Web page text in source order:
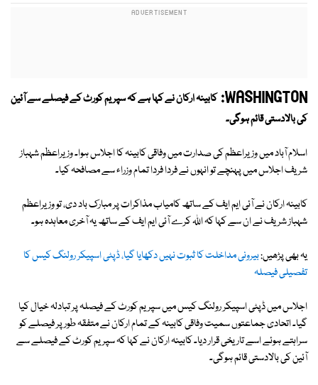
WASHINGTON: کابینہ ارکان نے کہا ہے کہ سپریم کورٹ کے فیصلے سے آئین
کی بالادستی قائم ہوگی۔
اسلام آباد میں وزیراعظم کی صدارت میں وفاقی کابینہ کا اجلاس ہوا۔ وزیراعظم شہباز
شریف اجلاس میں پہنچے تو انہوں نے فردا فردا تمام وزراء سے مصافحہ کیا۔
کابینہ ارکان نے آئی ایم ایف کے ساتھ کامیاب مذاکرات پر مبارک باد دی، تو وزیراعظم
شہباز شریف نے ان سے کہا کہ اللہ کرے آئی ایم ایف کے ساتھ یہ آخری معاہدہ ہو۔
یہ بھی پڑھیں:بیرونی مداخلت کا ثبوت نہیں دکھایا گیا، ڈپٹی اسپیکر رولنگ کیس کا
تفصیلی فیصلہ
اجلاس میں ڈپٹی اسپیکر رولنگ کیس میں سپریم کورٹ کے فیصلہ پر تبادلہ خیال کیا
گیا۔ اتحادی جماعتوں سمیت وفاقی کابینہ کے تمام ارکان نے متفقہ طور پر فیصلے کو
سراہتے ہوئے اسے تاریخی قرار دیا۔ کابینہ ارکان نے کہا کہ سپریم کورٹ کے فیصلے سے
آئین کی بالادستی قائم ہوگی۔